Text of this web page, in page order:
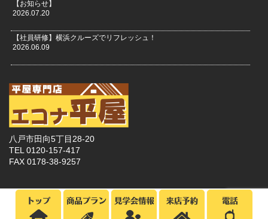
【お知らせ】
2026.07.20
【社員研修】横浜クルーズでリフレッシュ！
2026.06.09
八戸市田向5丁目28-20
TEL 0120-157-417
FAX 0178-38-9257